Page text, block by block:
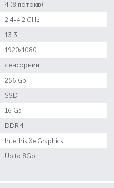
4 (8 потоків)
2.4-4.2 GHz
13.3
1920x1080
сенсорний
256 Gb
SSD
16 Gb
DDR 4
Intel Iris Xe Graphics
Up to 8Gb